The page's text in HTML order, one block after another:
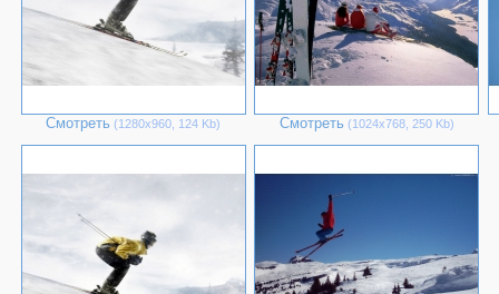
Смотреть (1280х960, 124 Kb) Смотреть (1024х768, 250 Kb)